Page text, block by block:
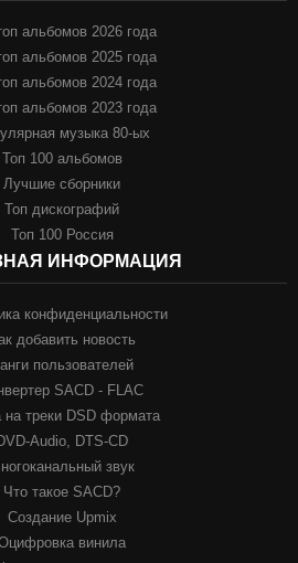
альбомов 2026 года
альбомов 2025 года
альбомов 2024 года
альбомов 2023 года
музыка 80-ых
Топ 100 альбомов
Лучшие сборники
Топ дискографий
Топ 100 Россия
ИНФОРМАЦИЯ
конфиденциальности
добавить новость
пользователей
SACD - FLAC
на треки DSD формата
Audio, DTS-CD
звук
Что такое SACD?
Создание Upmix
винила